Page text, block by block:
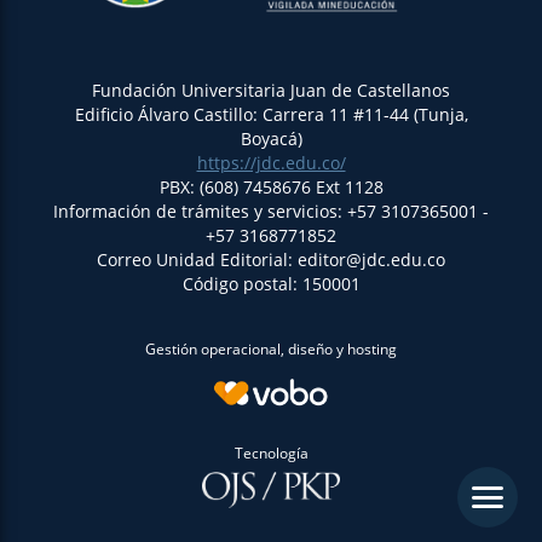
menu
Fundación Universitaria Juan de Castellanos
Edificio Álvaro Castillo: Carrera 11 #11-44 (Tunja,
Boyacá)
https://jdc.edu.co/
PBX: (608) 7458676 Ext 1128
Información de trámites y servicios: +57 3107365001 -
+57 3168771852
Correo Unidad Editorial: editor@jdc.edu.co
Código postal: 150001
Gestión operacional, diseño y hosting
Tecnología